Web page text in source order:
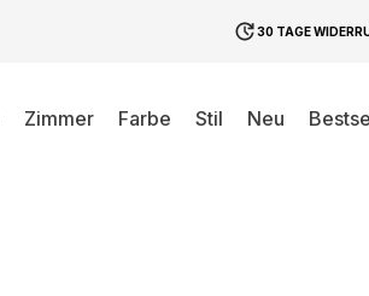
30 TAGE
Zimmer Farbe Stil Neu